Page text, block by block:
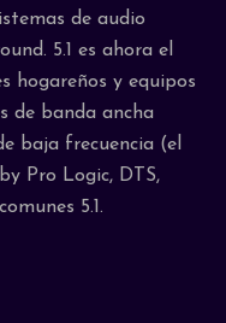
de audio
5.1 es ahora el
hogareños y equipos
de banda ancha
baja frecuencia (el
Pro Logic, DTS,
5.1.